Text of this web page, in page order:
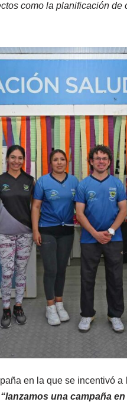
como la planificación
en la que se incentivó
“lanzamos una campaña